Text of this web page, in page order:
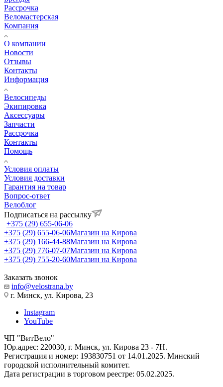
Рассрочка
Веломастерская
Компания
О компании
Новости
Отзывы
Контакты
Информация
Велосипеды
Экипировка
Аксессуары
Запчасти
Рассрочка
Контакты
Помощь
Условия оплаты
Условия доставки
Гарантия на товар
Вопрос-ответ
Велоблог
Подписаться на рассылку
+375 (29) 655-06-06
+375 (29) 655-06-06Магазин на Кирова
+375 (29) 166-44-88Магазин на Кирова
+375 (29) 776-07-07Магазин на Кирова
+375 (29) 755-20-60Магазин на Кирова
Заказать звонок
info@velostrana.by
г. Минск, ул. Кирова, 23
Instagram
YouTube
ЧП "ВитВело"
Юр.адрес: 220030, г. Минск, ул. Кирова 23 - 7Н.
Регистрация и номер: 193830751 от 14.01.2025. Минский
городской исполнительный комитет.
Дата регистрации в торговом реестре: 05.02.2025.